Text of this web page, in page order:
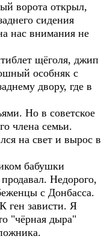
ворота открыл,
сидения
нас внимания не
щёголя, джип
особняк с
двору, где в
Но в советское
члена семьи.
на свет и вырос в
бабушки
Недорого,
с Донбасса.
ген зависти. Я
"чёрная дыра"